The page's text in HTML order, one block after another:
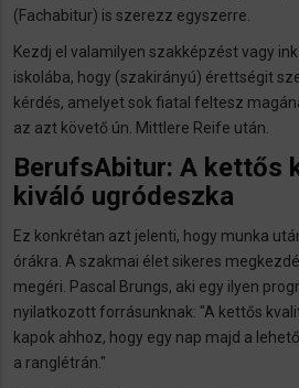
(Fachabitur) is szerezz egyszerre.
Kezdj el valamilyen szakképzést vagy
iskolába, hogy (szakirányú) érettségit
kérdés, amelyet sok fiatal feltesz
az azt követő ún. Mittlere Reife után.
BerufsAbitur: A kettős
kiváló ugródeszka
Ez konkrétan azt jelenti, hogy munka
órákra. A szakmai élet sikeres
megéri. Pascal Brungs, aki egy ilyen
nyilatkozott forrásunknak: "A kettős
kapok ahhoz, hogy egy nap majd a
a ranglétrán."